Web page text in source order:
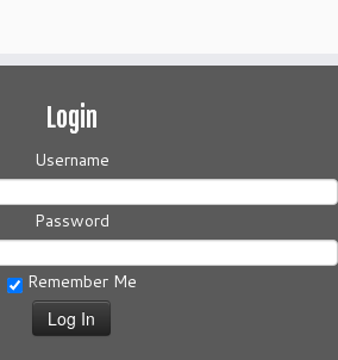
Login
Username
Password
Remember Me